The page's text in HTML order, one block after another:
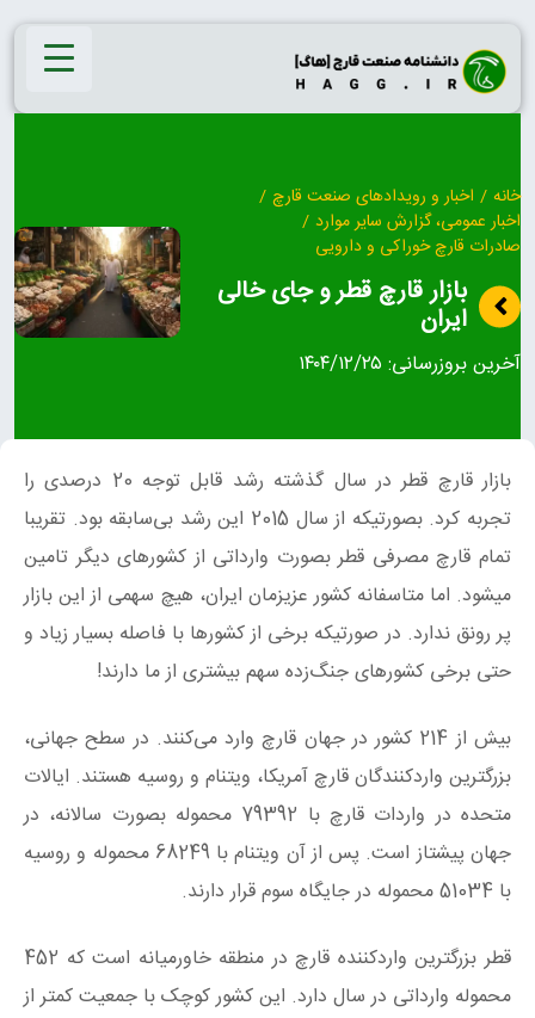
Skip
content
خانه / اخبار و رویدادهای صنعت قارچ /
اخبار عمومی، گزارش سایر موارد /
صادرات قارچ خوراکی و دارویی
بازار قارچ قطر و جای خالی
ایران
آخرین بروزرسانی: ۱۴۰۴/۱۲/۲۵
بازار قارچ قطر در سال گذشته رشد قابل توجه 20 درصدی را
تجربه کرد. بصورتیکه از سال 2015 این رشد بی‌سابقه بود. تقریبا
تمام قارچ مصرفی قطر بصورت وارداتی از کشورهای دیگر تامین
میشود. اما متاسفانه کشور عزیزمان ایران، هیچ سهمی از این بازار
پر رونق ندارد. در صورتیکه برخی از کشورها با فاصله بسیار زیاد و
حتی برخی کشورهای جنگ‌زده سهم بیشتری از ما دارند!
بیش از 214 کشور در جهان قارچ وارد می‌کنند. در سطح جهانی،
بزرگترین واردکنندگان قارچ آمریکا، ویتنام و روسیه هستند. ایالات
متحده در واردات قارچ با 79392 محموله بصورت سالانه، در
جهان پیشتاز است. پس از آن ویتنام با 68249 محموله و روسیه
با 51034 محموله در جایگاه سوم قرار دارند.
قطر بزرگترین واردکننده قارچ در منطقه خاورمیانه است که 452
محموله وارداتی در سال دارد. این کشور کوچک با جمعیت کمتر از